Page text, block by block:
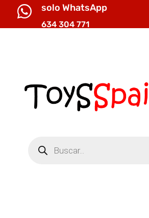
 solo WhatsApp
634 304 771
productos